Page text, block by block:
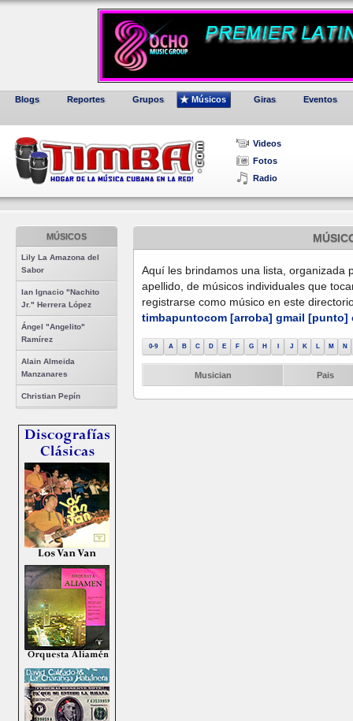
Blogs Reportes Grupos Músicos Giras Eventos
Videos
Fotos
Radio
MÚSICOS
Lily La Amazona del
Sabor
Ian Ignacio "Nachito
Jr." Herrera López
Ángel "Angelito"
Ramírez
Alain Almeida
Manzanares
Christian Pepín
Aquí les brindamos una lista, organizada
apellido, de músicos individuales que
registrarse como músico en este
timbapuntocom [arroba] gmail [punto]
0-9 A B C D E F G H J K L M N
Musician Pais